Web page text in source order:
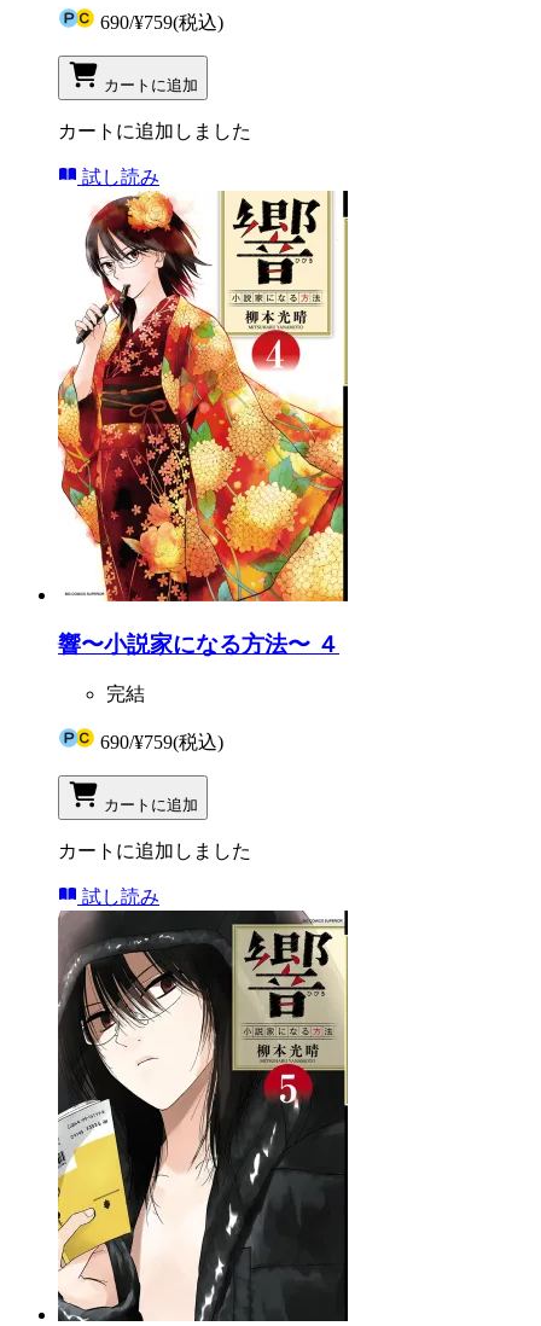
690/¥759(税込)
カートに追加
カートに追加しました
試し読み
響〜小説家になる方法〜 ４
完結
690/¥759(税込)
カートに追加
カートに追加しました
試し読み